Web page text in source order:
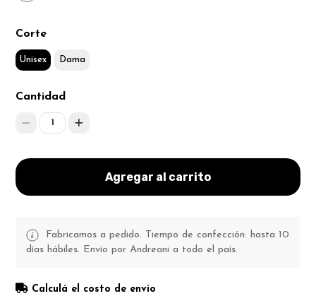
Corte
Unisex Dama
Cantidad
1
Agregar al carrito
Fabricamos a pedido. Tiempo de confección: hasta 10
días hábiles. Envío por Andreani a todo el país.
Calculá el costo de envío